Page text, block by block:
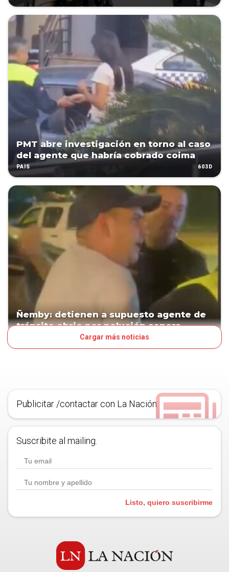
PMT abre investigación en torno al caso
del agente que habría cobrado coima
PAÍS 603D
Ñemby: detienen a supuesto agente de
tránsito ebrio por polución sonora
Cargar más noticias
Publicitar /contactar con La Nación
Suscribite al mailing.
Listo, quiero suscribirme